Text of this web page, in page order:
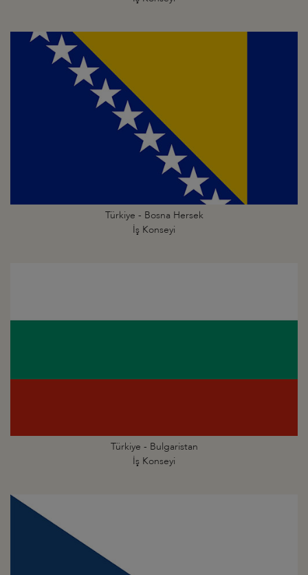
Türkiye - Bosna Hersek
İş Konseyi
Türkiye - Bulgaristan
İş Konseyi